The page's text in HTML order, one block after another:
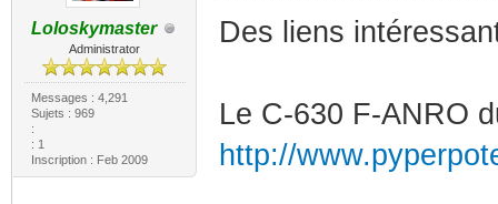
Loloskymaster
Administrator
Messages : 4,291
Sujets : 969
:
: 1
Inscription : Feb 2009
Des liens
Le C-630 F-ANRO
http://